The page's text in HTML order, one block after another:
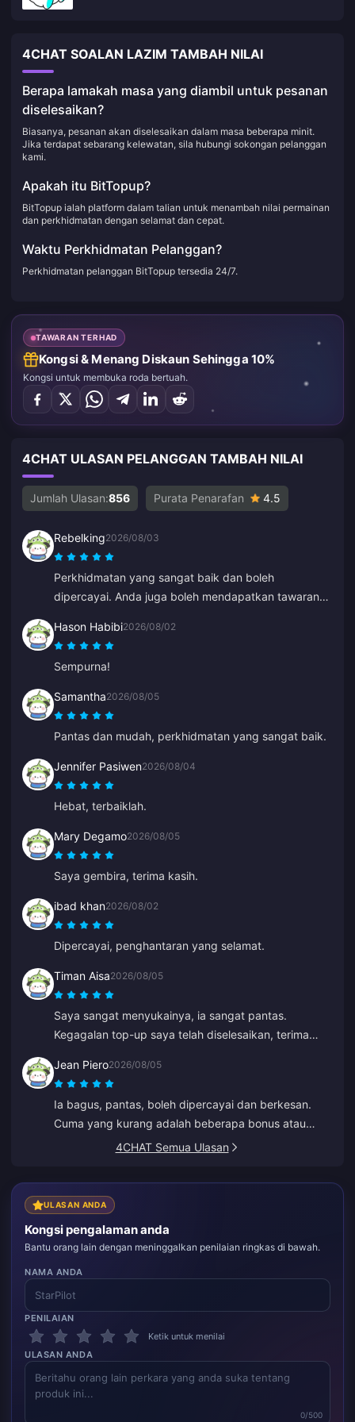
4CHAT SOALAN LAZIM TAMBAH NILAI
Berapa lamakah masa yang diambil untuk pesanan
diselesaikan?
Biasanya, pesanan akan diselesaikan dalam masa beberapa minit.
Jika terdapat sebarang kelewatan, sila hubungi sokongan pelanggan
kami.
Apakah itu BitTopup?
BitTopup ialah platform dalam talian untuk menambah nilai permainan
dan perkhidmatan dengan selamat dan cepat.
Waktu Perkhidmatan Pelanggan?
Perkhidmatan pelanggan BitTopup tersedia 24/7.
TAWARAN TERHAD
Kongsi & Menang Diskaun Sehingga 10%
Kongsi untuk membuka roda bertuah.
4CHAT ULASAN PELANGGAN TAMBAH NILAI
Jumlah Ulasan:856 Purata Penarafan 4.5
Rebelking2026/08/03
Perkhidmatan yang sangat baik dan boleh
dipercayai. Anda juga boleh mendapatkan tawaran
Hason Habibi2026/08/02
Sempurna!
Samantha2026/08/05
Pantas dan mudah, perkhidmatan yang sangat baik.
Jennifer Pasiwen2026/08/04
Hebat, terbaiklah.
Mary Degamo2026/08/05
Saya gembira, terima kasih.
ibad khan2026/08/02
Dipercayai, penghantaran yang selamat.
Timan Aisa2026/08/05
Saya sangat menyukainya, ia sangat pantas.
Kegagalan top-up saya telah diselesaikan, terima
Jean Piero2026/08/05
Ia bagus, pantas, boleh dipercayai dan berkesan.
Cuma yang kurang adalah beberapa bonus atau
hadiah untuk tambah nilai yang kerap.
4CHAT Semua Ulasan
ULASAN ANDA
Kongsi pengalaman anda
Bantu orang lain dengan meninggalkan penilaian ringkas di bawah.
NAMA ANDA
PENILAIAN
Ketik untuk menilai
ULASAN ANDA
0/500